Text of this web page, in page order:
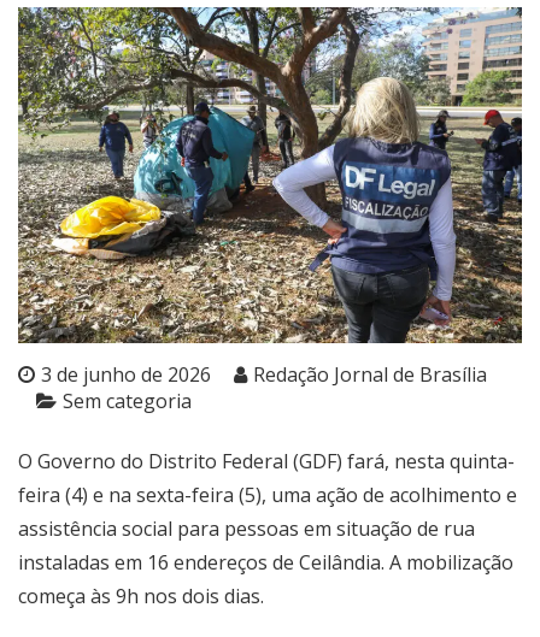
3 de junho de 2026
Redação Jornal de Brasília
Sem categoria
O Governo do Distrito Federal (GDF) fará, nesta quinta-
feira (4) e na sexta-feira (5), uma ação de acolhimento e
assistência social para pessoas em situação de rua
instaladas em 16 endereços de Ceilândia. A mobilização
começa às 9h nos dois dias.